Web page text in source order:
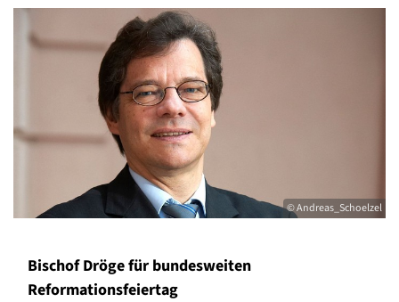
© Andreas_Schoelzel
Bischof Dröge für bundesweiten
Reformationsfeiertag